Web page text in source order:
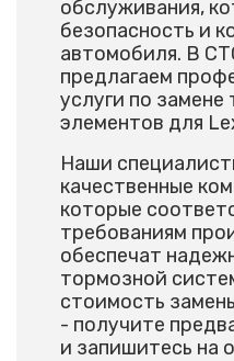
обслуживания,
безопасность и
автомобиля. В
предлагаем
услуги по
элементов для
Наши
качественные
которые
требованиям
обеспечат
тормозной
стоимость
- получите
и запишитесь на